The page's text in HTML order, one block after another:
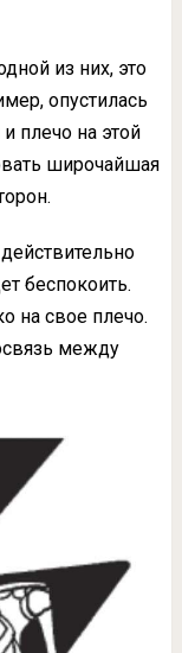
из них, это
опустилась
плечо на этой
широчайшая
беспокоить.
на свое плечо.
между